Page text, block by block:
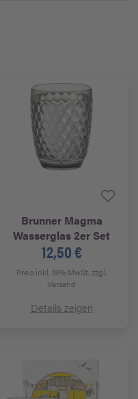
BrunnerMagma
Wasserglas 2er Set
12,50 €
Preis inkl. 19% MwSt.zzgl.
Versand
Details zeigen